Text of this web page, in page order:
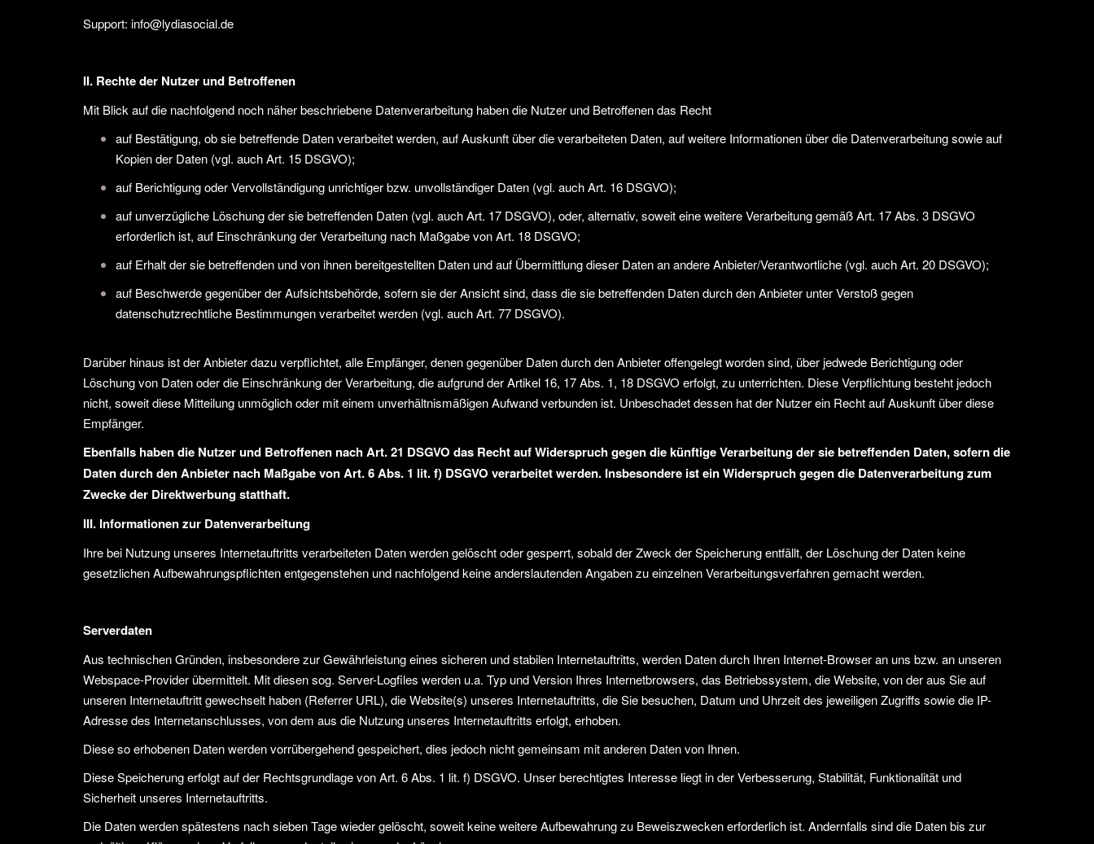
Support: info@lydiasocial.de
II. Rechte der Nutzer und Betroffenen
Mit Blick auf die nachfolgend noch näher beschriebene Datenverarbeitung haben die Nutzer und Betroffenen das Recht
auf Bestätigung, ob sie betreffende Daten verarbeitet werden, auf Auskunft über die verarbeiteten Daten, auf weitere Informationen über die Datenverarbeitung sowie auf
Kopien der Daten (vgl. auch Art. 15 DSGVO);
auf Berichtigung oder Vervollständigung unrichtiger bzw. unvollständiger Daten (vgl. auch Art. 16 DSGVO);
auf unverzügliche Löschung der sie betreffenden Daten (vgl. auch Art. 17 DSGVO), oder, alternativ, soweit eine weitere Verarbeitung gemäß Art. 17 Abs. 3 DSGVO
erforderlich ist, auf Einschränkung der Verarbeitung nach Maßgabe von Art. 18 DSGVO;
auf Erhalt der sie betreffenden und von ihnen bereitgestellten Daten und auf Übermittlung dieser Daten an andere Anbieter/Verantwortliche (vgl. auch Art. 20 DSGVO);
auf Beschwerde gegenüber der Aufsichtsbehörde, sofern sie der Ansicht sind, dass die sie betreffenden Daten durch den Anbieter unter Verstoß gegen
datenschutzrechtliche Bestimmungen verarbeitet werden (vgl. auch Art. 77 DSGVO).
Darüber hinaus ist der Anbieter dazu verpflichtet, alle Empfänger, denen gegenüber Daten durch den Anbieter offengelegt worden sind, über jedwede Berichtigung oder
Löschung von Daten oder die Einschränkung der Verarbeitung, die aufgrund der Artikel 16, 17 Abs. 1, 18 DSGVO erfolgt, zu unterrichten. Diese Verpflichtung besteht jedoch
nicht, soweit diese Mitteilung unmöglich oder mit einem unverhältnismäßigen Aufwand verbunden ist. Unbeschadet dessen hat der Nutzer ein Recht auf Auskunft über diese
Empfänger.
Ebenfalls haben die Nutzer und Betroffenen nach Art. 21 DSGVO das Recht auf Widerspruch gegen die künftige Verarbeitung der sie betreffenden Daten, sofern die
Daten durch den Anbieter nach Maßgabe von Art. 6 Abs. 1 lit. f) DSGVO verarbeitet werden. Insbesondere ist ein Widerspruch gegen die Datenverarbeitung zum
Zwecke der Direktwerbung statthaft.
III. Informationen zur Datenverarbeitung
Ihre bei Nutzung unseres Internetauftritts verarbeiteten Daten werden gelöscht oder gesperrt, sobald der Zweck der Speicherung entfällt, der Löschung der Daten keine
gesetzlichen Aufbewahrungspflichten entgegenstehen und nachfolgend keine anderslautenden Angaben zu einzelnen Verarbeitungsverfahren gemacht werden.
Serverdaten
Aus technischen Gründen, insbesondere zur Gewährleistung eines sicheren und stabilen Internetauftritts, werden Daten durch Ihren Internet-Browser an uns bzw. an unseren
Webspace-Provider übermittelt. Mit diesen sog. Server-Logfiles werden u.a. Typ und Version Ihres Internetbrowsers, das Betriebssystem, die Website, von der aus Sie auf
unseren Internetauftritt gewechselt haben (Referrer URL), die Website(s) unseres Internetauftritts, die Sie besuchen, Datum und Uhrzeit des jeweiligen Zugriffs sowie die IP-
Adresse des Internetanschlusses, von dem aus die Nutzung unseres Internetauftritts erfolgt, erhoben.
Diese so erhobenen Daten werden vorrübergehend gespeichert, dies jedoch nicht gemeinsam mit anderen Daten von Ihnen.
Diese Speicherung erfolgt auf der Rechtsgrundlage von Art. 6 Abs. 1 lit. f) DSGVO. Unser berechtigtes Interesse liegt in der Verbesserung, Stabilität, Funktionalität und
Sicherheit unseres Internetauftritts.
Die Daten werden spätestens nach sieben Tage wieder gelöscht, soweit keine weitere Aufbewahrung zu Beweiszwecken erforderlich ist. Andernfalls sind die Daten bis zur